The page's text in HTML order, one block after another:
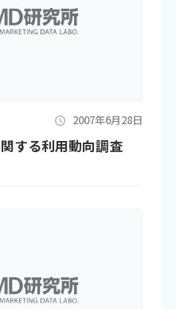
2007年6月28日
する利用動向調査